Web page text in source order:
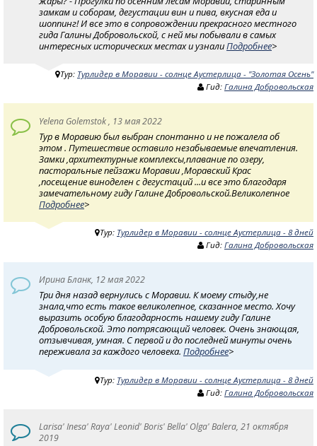
замкам и соборам, дегустации вин и пива, вкусная еда и
шоппинг! И все это в сопровождении прекрасного местного
гида Галины Добровольской, с ней мы побывали в самых
интересных исторических местах и узналиПодробнее>
Тур: Турлидер в Моравии - солнце Аустерлица - "Золотая Осень"
Гид: Галина Добровольская
Yelena Golemstok , 13 мая 2022
Тур в Моравию был выбран спонтанно и не пожалела об
этом . Путешествие оставило незабываемые впечатления.
Замки ,архитектурные комплексы,плавание по озеру,
пасторальные пейзажи Моравии ,Моравский Крас
,посещение виноделен с дегустаций ...и все это благодаря
замечательному гиду Галине Добровольской.Великолепное
Подробнее>
Тур: Турлидер в Моравии - солнце Аустерлица - 8 дней
Гид: Галина Добровольская
Ирина Бланк, 12 мая 2022
Три дня назад вернулись с Моравии. К моему стыду,не
знала,что есть такое великолепное, сказанное место. Хочу
выразить особую благодарность нашему гиду Галине
Добровольской. Это потрясающий человек. Очень знающая,
отзывчивая, умная. С первой и до последней минуты очень
переживала за каждого человека. Подробнее>
Тур: Турлидер в Моравии - солнце Аустерлица - 8 дней
Гид: Галина Добровольская
Larisa' Inesa' Raya' Leonid' Boris' Bella' Olga' Balera, 21 октября
2019